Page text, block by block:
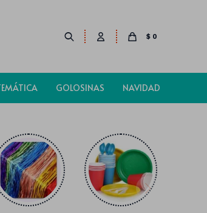
GOLOSINAS NAVIDAD
$ 0